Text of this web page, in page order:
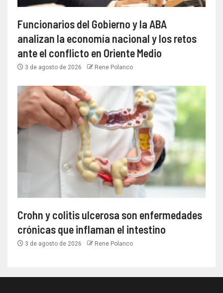
Funcionarios del Gobierno y la ABA
analizan la economía nacional y los retos
ante el conflicto en Oriente Medio
3 de agosto de 2026 Rene Polanco
Crohn y colitis ulcerosa son enfermedades
crónicas que inflaman el intestino
3 de agosto de 2026 Rene Polanco